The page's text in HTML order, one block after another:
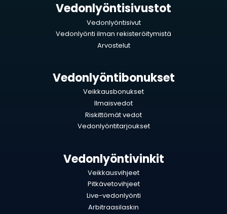
Vedonlyöntisivustot
Vedonlyöntisivut
Vedonlyönti ilman rekisteröitymistä
Arvostelut
Vedonlyöntibonukset
Veikkausbonukset
Ilmaisvedot
Riskittömät vedot
Vedonlyöntitarjoukset
Vedonlyöntivinkit
Veikkausvihjeet
Pitkävetovihjeet
Live-vedonlyönti
Arbitraasilaskin